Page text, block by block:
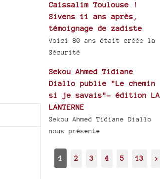
Caissalim Toulouse !
Sivens 11 ans après,
témoignage de zadiste
Voici 80 ans était créée la
Sécurité
Sekou Ahmed Tidiane
Diallo publie "Le chemin
si je savais"- édition LA
LANTERNE
Sekou Ahmed Tidiane Diallo
nous présente
1 2 3 4 5 13 >